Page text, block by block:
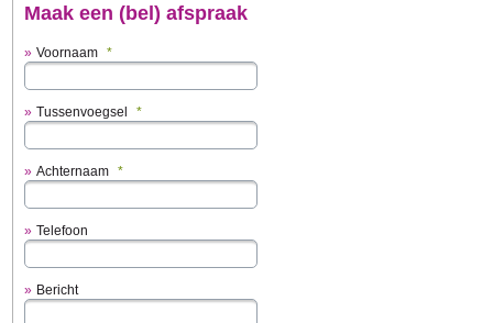
Maak een (bel) afspraak
Voornaam *
Tussenvoegsel *
Achternaam *
Telefoon
Bericht